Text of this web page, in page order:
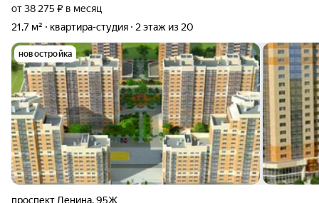
от 38 275 ₽ в месяц
21,7 м²
квартира-студия 2 этаж из 20
новостройка
проспект Ленина,95Ж